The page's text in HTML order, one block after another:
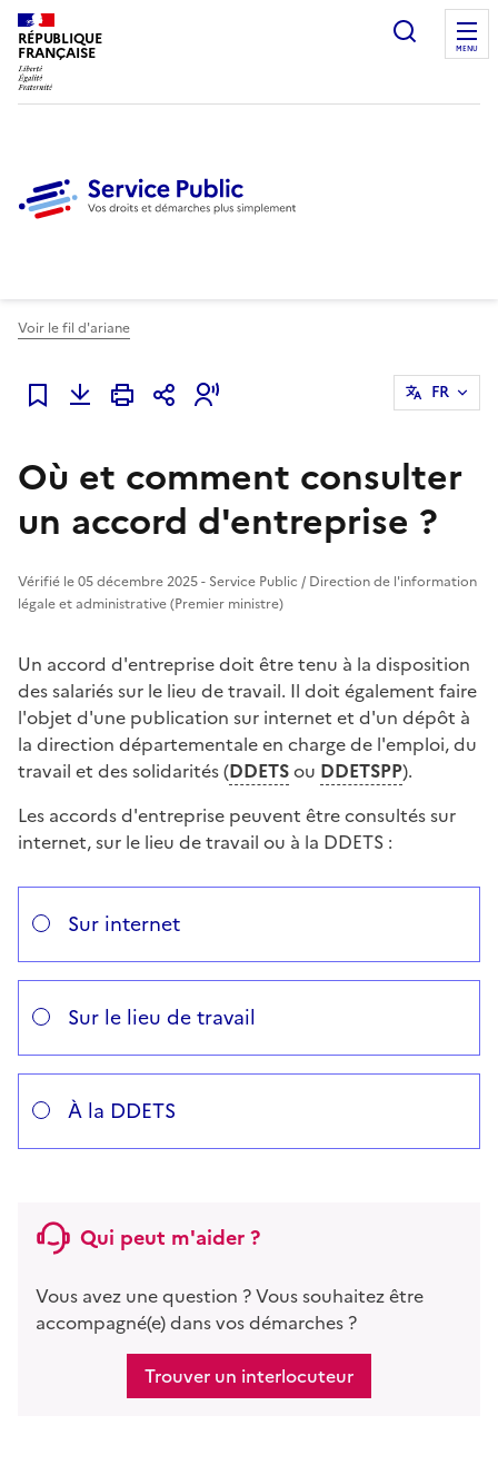
RÉPUBLIQUE
FRANÇAISE
Ouvrir
MENU
Voir le fil d'ariane
Ajouter à mes favoris
FR
Où et comment consulter
un accord d'entreprise ?
Vérifié le 05 décembre 2025 - Service Public / Direction de l'information
légale et administrative (Premier ministre)
Un accord d'entreprise doit être tenu à la disposition
des salariés sur le lieu de travail. Il doit également faire
l'objet d'une publication sur internet et d'un dépôt à
la direction départementale en charge de l'emploi, du
travail et des solidarités (DDETSou DDETSPP).
Les accords d'entreprise peuvent être consultés sur
internet, sur le lieu de travail ou à la DDETS :
Répondez aux questions successives et les réponses
Vous avez choisi
Sur internet
Sur le lieu de travail
À la DDETS
Qui peut m'aider ?
Vous avez une question ? Vous souhaitez être
accompagné(e) dans vos démarches ?
Trouver un interlocuteur